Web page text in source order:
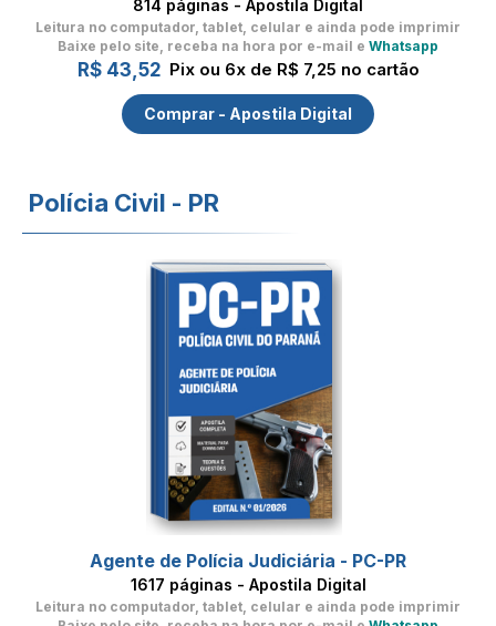
814 páginas - Apostila Digital
Leitura no computador, tablet, celular e ainda pode imprimir
Baixe pelo site, receba na hora por e-mail e Whatsapp
R$ 43,52 Pix ou 6x de R$ 7,25 no cartão
Comprar - Apostila Digital
Polícia Civil - PR
Agente de Polícia Judiciária - PC-PR
1617 páginas - Apostila Digital
Leitura no computador, tablet, celular e ainda pode imprimir